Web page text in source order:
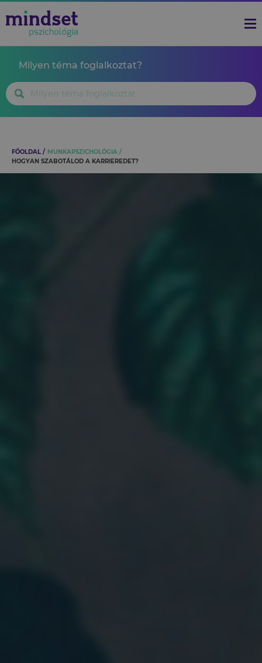
Milyen téma foglalkoztat?
FŐOLDAL
MUNKAPSZICHOLÓGIA
HOGYAN SZABOTÁLOD A KARRIEREDET?